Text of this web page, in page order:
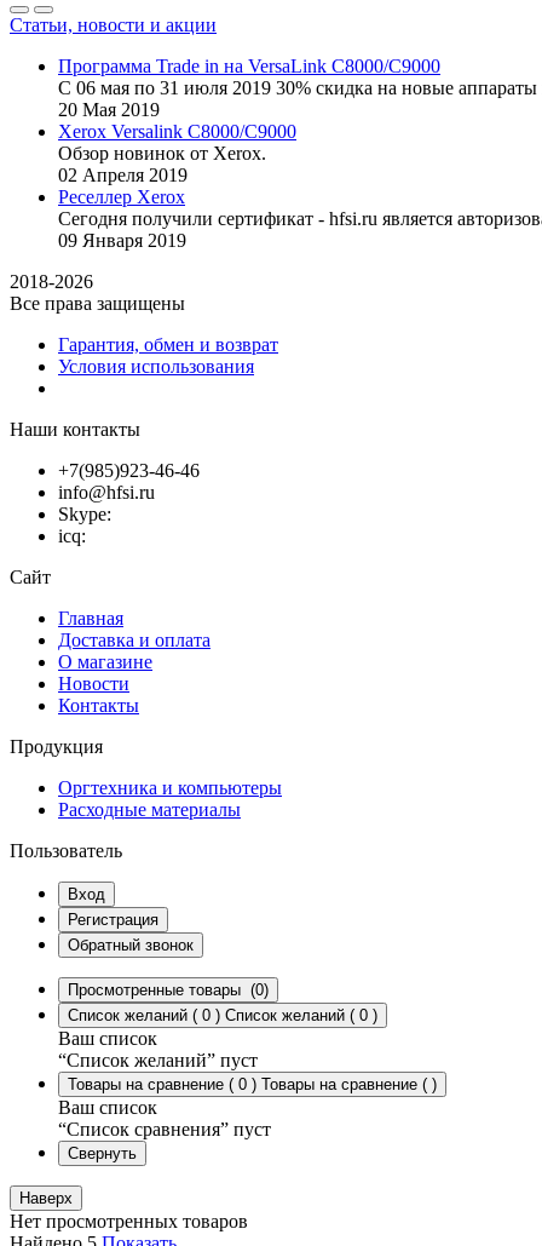
Статьи, новости и акции
Программа Trade in на VersaLink C8000/C9000
С 06 мая по 31 июля 2019 30% скидка на новые
20 Мая 2019
Xerox Versalink C8000/C9000
Обзор новинок от Xerox.
02 Апреля 2019
Реселлер Xerox
Сегодня получили сертификат - hfsi.ru является
09 Января 2019
2018-2026
Все права защищены
Гарантия, обмен и возврат
Условия использования
Наши контакты
+7(985)923-46-46
info@hfsi.ru
Skype:
icq:
Сайт
Главная
Доставка и оплата
О магазине
Новости
Контакты
Продукция
Оргтехника и компьютеры
Расходные материалы
Пользователь
Вход
Регистрация
Обратный звонок
Просмотренные товары (0)
Список желаний ( 0 ) Список желаний ( 0 )
Ваш список
“Список желаний” пуст
Товары на сравнение ( 0 ) Товары на сравнение ( )
Ваш список
“Список сравнения” пуст
Свернуть
Наверх
Нет просмотренных товаров